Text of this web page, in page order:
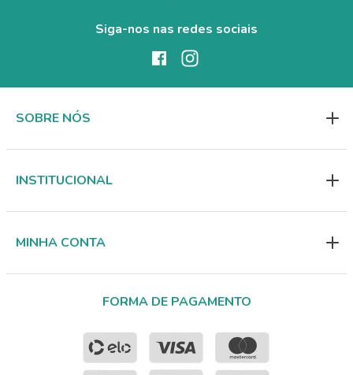
Siga-nos nas redes sociais
SOBRE NÓS
INSTITUCIONAL
MINHA CONTA
FORMA DE PAGAMENTO